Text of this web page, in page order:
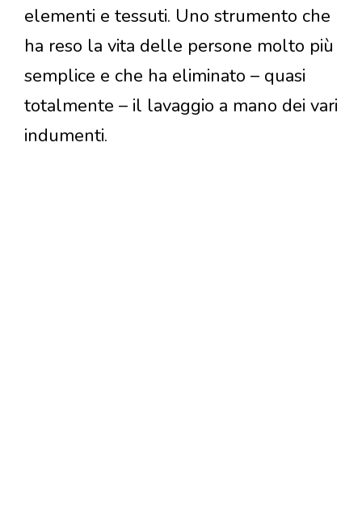
elementi e tessuti. Uno strumento che
ha reso la vita delle persone molto più
semplice e che ha eliminato – quasi
totalmente – il lavaggio a mano dei vari
indumenti.